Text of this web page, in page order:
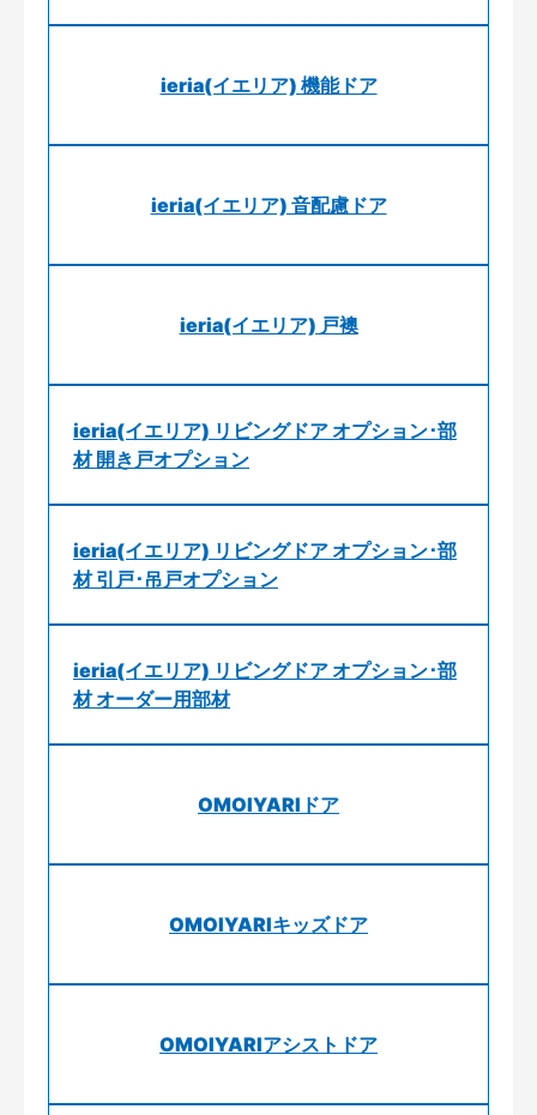
ieria(イエリア) 機能ドア
ieria(イエリア) 音配慮ドア
ieria(イエリア) 戸襖
ieria(イエリア) リビングドア オプション･部
材 開き戸オプション
ieria(イエリア) リビングドア オプション･部
材 引戸･吊戸オプション
ieria(イエリア) リビングドア オプション･部
材 オーダー用部材
OMOIYARIドア
OMOIYARIキッズドア
OMOIYARIアシストドア